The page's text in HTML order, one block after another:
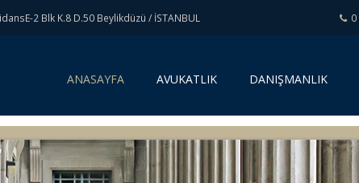
2 Blk K.8 D.50 Beylikdüzü / İSTANBUL
ANASAYFA(
r
r
e
n
AVUKATLIK DANIŞMANLIK